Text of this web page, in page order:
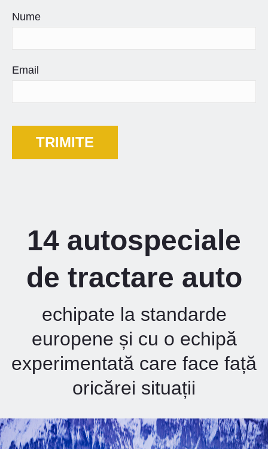
Nume
Email
14 autospeciale
de tractare auto
echipate la standarde
europene și cu o echipă
experimentată care face față
oricărei situații